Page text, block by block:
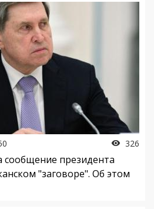
326
сообщение президента
"заговоре". Об этом